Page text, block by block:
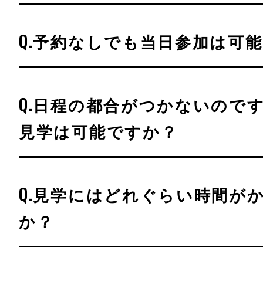
Q.予約なしでも当日参加は可
Q.日程の都合がつかないので
見学は可能ですか？
Q.見学にはどれぐらい時間が
か？